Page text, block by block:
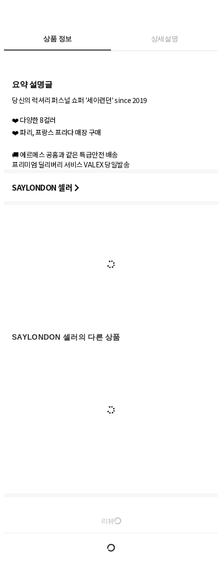
상품 정보 상세설명
요약 설명글
당신의 럭셔리 퍼스널 쇼퍼 '세이런던' since 2019
❤️ 다양한 8컬러
❤️ 파리, 프랑스 프라다 매장 구매
🚚 에르메스 공홈과 같은 특급안전 배송
프리미엄 딜리버리 서비스 VALEX 당일발송
SAYLONDON 셀러
SAYLONDON 셀러의 다른 상품
리뷰